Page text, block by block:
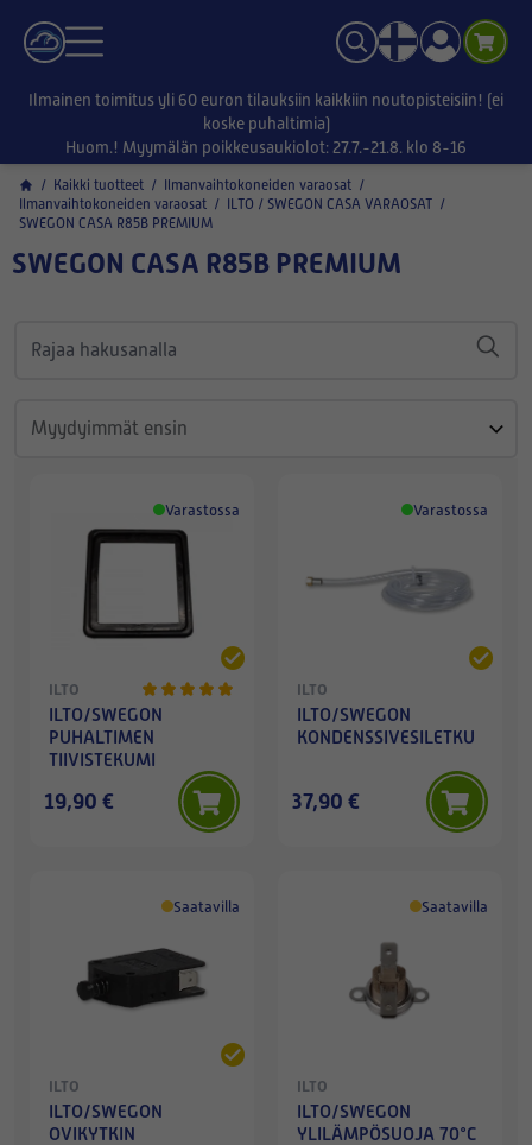
Ilmainen toimitus yli 60 euron tilauksiin kaikkiin noutopisteisiin! (ei
koske puhaltimia)
Huom.! Myymälän poikkeusaukiolot: 27.7.-21.8. klo 8-16
/ Kaikki tuotteet / Ilmanvaihtokoneiden varaosat /
Ilmanvaihtokoneiden varaosat / ILTO / SWEGON CASA VARAOSAT /
SWEGON CASA R85B PREMIUM
SWEGON CASA R85B PREMIUM
Varastossa
ILTO
ILTO/SWEGON
PUHALTIMEN
TIIVISTEKUMI
19,90 €
Varastossa
ILTO
ILTO/SWEGON
KONDENSSIVESILETKU
37,90 €
Saatavilla
ILTO
ILTO/SWEGON
OVIKYTKIN
Saatavilla
ILTO
ILTO/SWEGON
YLILÄMPÖSUOJA 70°C